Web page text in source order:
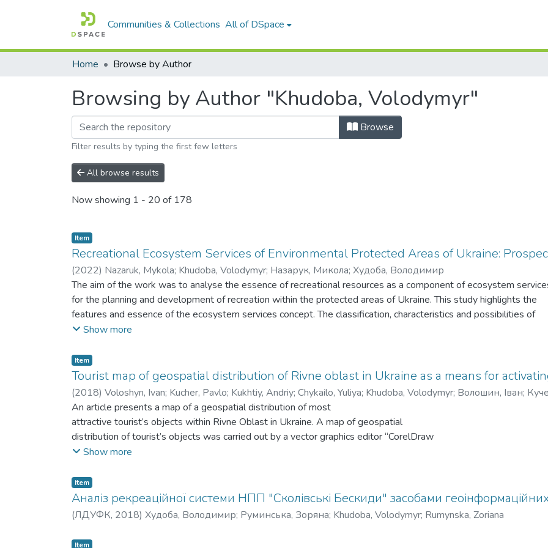
Communities & Collections All of DSpace
Home Browse by Author
Browsing by Author "Khudoba, Volodymyr"
Browse
Filter results by typing the first few letters
All browse results
Now showing 1 - 20 of 178
Item
Recreational Ecosystem Services of Environmental Protected Areas of Ukraine:
(2022) Nazaruk, Mykola; Khudoba, Volodymyr; Назарук, Микола; Худоба, Володимир
The aim of the work was to analyse the essence of recreational resources as a component of ecosystem
for the planning and development of recreation within the protected areas of Ukraine. This study highlights the
features and essence of the ecosystem services concept. The classification, characteristics and possibilities of
cultural ecosystem services usage of protected areas are assessed, and the location and importance of
assessment of protected areas were performed using GIS tools. The negative consequences of the Russian
areas of Ukraine and the ecosystem services decline are considered.
The main advantages and obstacles of implementing the ecosystem services concept for planning the
рекреаційних ресурсів як складової екосистемних послуг.
для планування та розвитку рекреації в межах заповідних територій України. Це дослідження
особливості та сутність поняття екосистемних послуг. Класифікація, характеристики та можливості
Оцінено використання культурних екосистемних послуг природоохоронних територій, а також
оцінку заповідних територій проводили за допомогою засобів ГІС. Розглянуто негативні наслідки
заповідні території України та зниження екосистемних послуг.
Основні переваги та перешкоди впровадження концепції екосистемних послуг для планування
обговорюється розвиток природно-заповідного фонду України.
Show more
Item
Tourist map of geospatial distribution of Rivne oblast in Ukraine as a means for
(2018) Voloshyn, Ivan; Kucher, Pavlo; Kukhtiy, Andriy; Chykailo, Yuliya; Khudoba, Volodymyr; Волошин, Іван;
Худоба, Володимир
An article presents a map of a geospatial distribution of most
attractive tourist’s objects within Rivne Oblast in Ukraine. A map of geospatial
distribution of tourist’s objects was carried out by a vector graphics editor “CorelDraw
X5” on the basis of list of architectural, monumental, archeological, nature objects of
tourists objects within Rivne Oblast and has been calculated their quantity and index of
percentage. On the basis of such maps could be created new tourist itineraries for
traveling with a cognitive purpose. The map shows the also quantity of tourists objects
on a map, that shows a distances (in km) from regional centre Rivne to different
Show more
Item
Аналіз рекреаційної системи НПП "Сколівські Бескиди" засобами
(ЛДУФК, 2018) Худоба, Володимир; Руминська, Зоряна; Khudoba, Volodymyr; Rumynska, Zoriana
Item